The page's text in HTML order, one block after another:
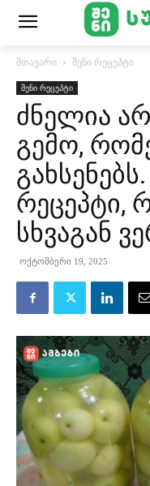
მთავარი შენი რეცეპტი
შენი რეცეპტი
ძნელია
გემო,
რეცეპტი,
სხვაგან
ოქტომბერი 19, 2025